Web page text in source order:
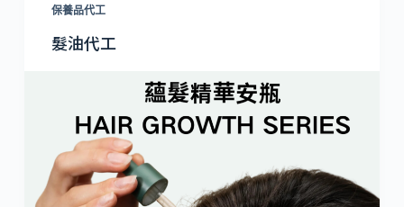
保養品代工
髮油代工